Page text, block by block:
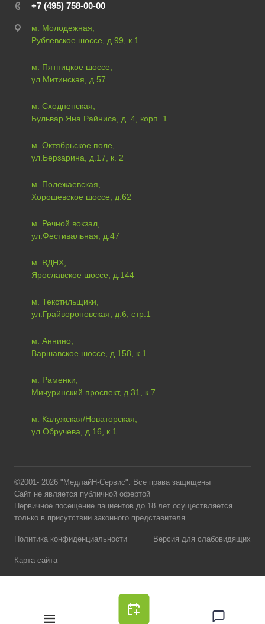
+7 (495) 758-00-00
м. Молодежная,
Рублевское шоссе, д.99, к.1
м. Пятницкое шоссе,
ул.Митинская, д.57
м. Сходненская,
Бульвар Яна Райниса, д. 4, корп. 1
м. Октябрьское поле,
ул.Берзарина, д.17, к. 2
м. Полежаевская,
Хорошевское шоссе, д.62
м. Речной вокзал,
ул.Фестивальная, д.47
м. ВДНХ,
Ярославское шоссе, д.144
м. Текстильщики,
ул.Грайвороновская, д.6, стр.1
м. Аннино,
Варшавское шоссе, д.158, к.1
м. Раменки,
Мичуринский проспект, д.31, к.7
м. Калужская/Новаторская,
ул.Обручева, д.16, к.1
©2001- 2026 "МедлайН-Сервис". Все права защищены
Сайт не является публичной офертой
Первичное посещение пациентов до 18 лет осуществляется
только в присутствии законного представителя
Политика конфиденциальности Версия для слабовидящих
Карта сайта